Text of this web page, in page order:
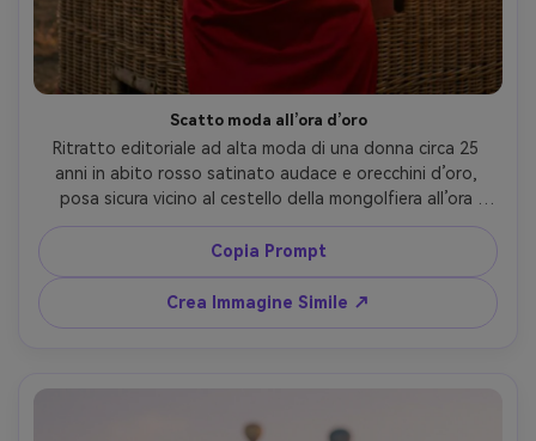
Scatto moda all’ora d’oro
Ritratto editoriale ad alta moda di una donna circa 25
anni in abito rosso satinato audace e orecchini d’oro,
posa sicura vicino al cestello della mongolfiera all’ora
d’oro, mongolfiere che si alzano in lontananza,
retroilluminazione calda con flare, scattata con
Hasselblad X2D, 80mm, inquadratura dalla vita, pelle
perfetta, look da copertina, ultra-realistica --ar 4:5
Copia Prompt
Crea Immagine Simile ↗